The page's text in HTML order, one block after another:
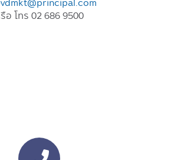
อ โทร 02 686 9500